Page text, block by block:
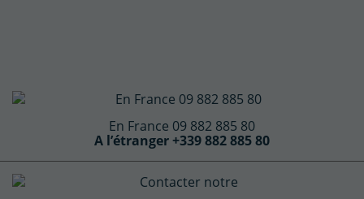
En France 09 882 885 80
A l’étranger +339 882 885 80